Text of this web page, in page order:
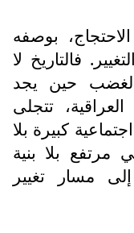
بوصفه
فالتاريخ لا
حين يجد
تتجلى
كبيرة بلا
بلا بنية
مسار تغيير